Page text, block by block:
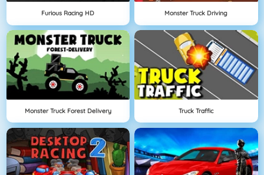
Furious Racing HD Monster Truck Driving
Monster Truck Forest Delivery Truck Traffic